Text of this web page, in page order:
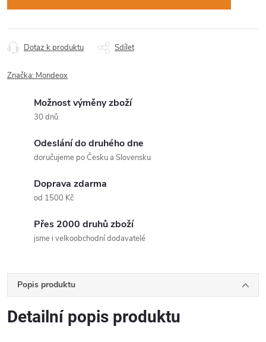
Dotaz k produktu Sdílet
Značka: Mondeox
Možnost výměny zboží
30 dnů
Odeslání do druhého dne
doručujeme po Česku a Slovensku
Doprava zdarma
od 1500 Kč
Přes 2000 druhů zboží
jsme i velkoobchodní dodavatelé
Popis produktu
Detailní popis produktu